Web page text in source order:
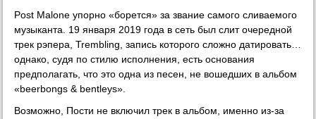
Post Malone упорно «борется» за звание самого сливаемого
музыканта. 19 января 2019 года в сеть был слит очередной
трек рэпера, Trembling, запись которого сложно датировать…
однако, судя по стилю исполнения, есть основания
предполагать, что это одна из песен, не вошедших в альбом
«beerbongs & bentleys».
Возможно, Пости не включил трек в альбом, именно из-за